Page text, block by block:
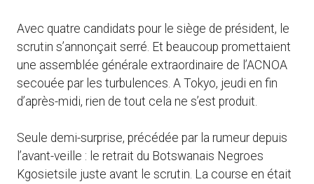
Avec quatre candidats pour le siège de président, le
scrutin s’annonçait serré. Et beaucoup promettaient
une assemblée générale extraordinaire de l’ACNOA
secouée par les turbulences. A Tokyo, jeudi en fin
d’après-midi, rien de tout cela ne s’est produit.
Seule demi-surprise, précédée par la rumeur depuis
l’avant-veille : le retrait du Botswanais Negroes
Kgosietsile juste avant le scrutin. La course en était